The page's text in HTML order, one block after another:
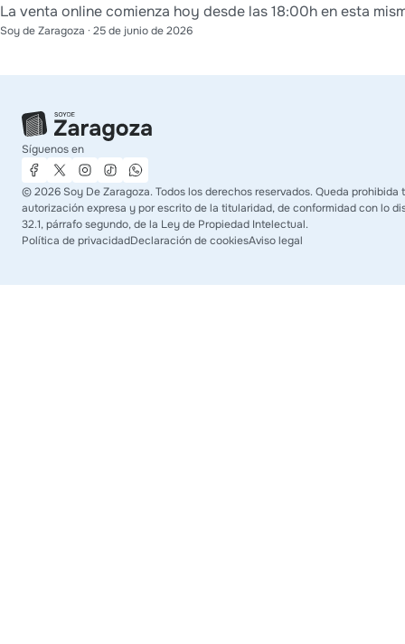
La venta online comienza hoy desde las 18:00h en esta
Soy de Zaragoza · 25 de junio de 2026
Síguenos en
©2026 Soy De Zaragoza. Todos los derechos reservados. Queda
autorización expresa y por escrito de la titularidad, de conformidad con lo
32.1, párrafo segundo, de la Ley de Propiedad Intelectual.
Política de privacidadDeclaración de cookiesAviso legal